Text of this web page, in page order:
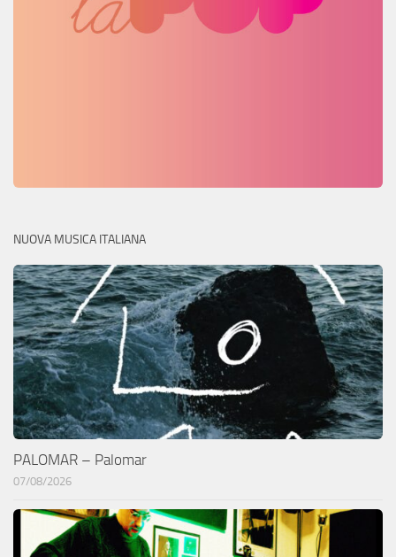
NUOVA MUSICA ITALIANA
PALOMAR – Palomar
07/08/2026